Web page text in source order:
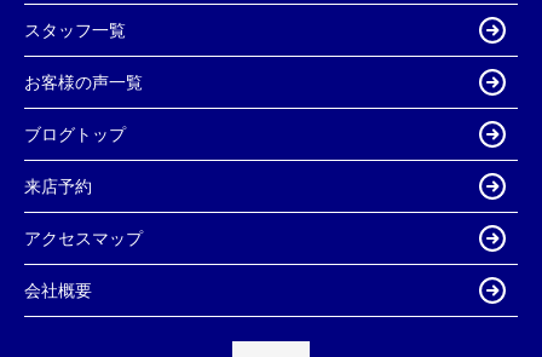
スタッフ一覧
お客様の声一覧
ブログトップ
来店予約
アクセスマップ
会社概要